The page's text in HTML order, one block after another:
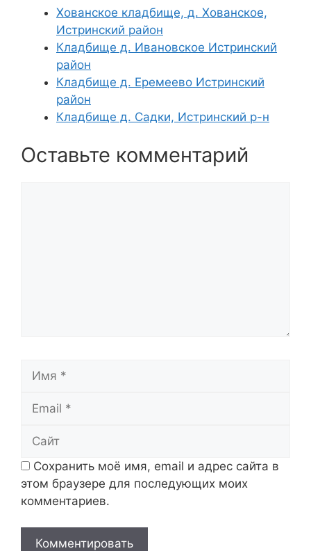
Хованское кладбище, д. Хованское,
Истринский район
Кладбище д. Ивановское Истринский
район
Кладбище д. Еремеево Истринский
район
Кладбище д. Садки, Истринский р-н
Оставьте комментарий
Сохранить моё имя, email и адрес сайта в
этом браузере для последующих моих
комментариев.